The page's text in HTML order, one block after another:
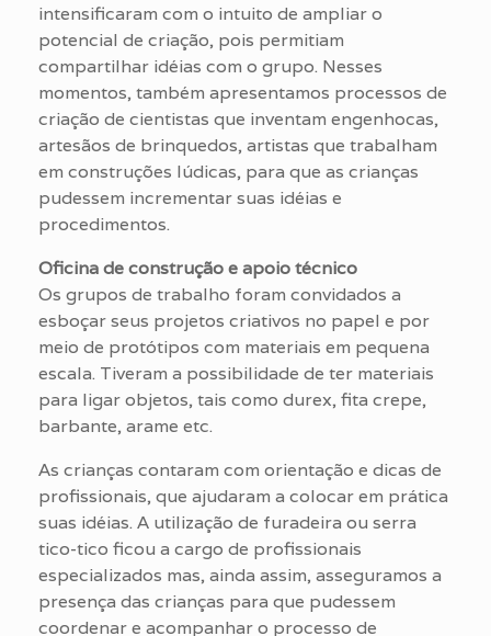
intensificaram com o intuito de ampliar o
potencial de criação, pois permitiam
compartilhar idéias com o grupo. Nesses
momentos, também apresentamos processos de
criação de cientistas que inventam engenhocas,
artesãos de brinquedos, artistas que trabalham
em construções lúdicas, para que as crianças
pudessem incrementar suas idéias e
procedimentos.
Oficina de construção e apoio técnico
Os grupos de trabalho foram convidados a
esboçar seus projetos criativos no papel e por
meio de protótipos com materiais em pequena
escala. Tiveram a possibilidade de ter materiais
para ligar objetos, tais como durex, fita crepe,
barbante, arame etc.
As crianças contaram com orientação e dicas de
profissionais, que ajudaram a colocar em prática
suas idéias. A utilização de furadeira ou serra
tico-tico ficou a cargo de profissionais
especializados mas, ainda assim, asseguramos a
presença das crianças para que pudessem
coordenar e acompanhar o processo de